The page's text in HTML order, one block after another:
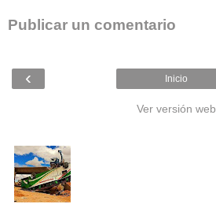
Publicar un comentario
‹ Inicio
Ver versión web